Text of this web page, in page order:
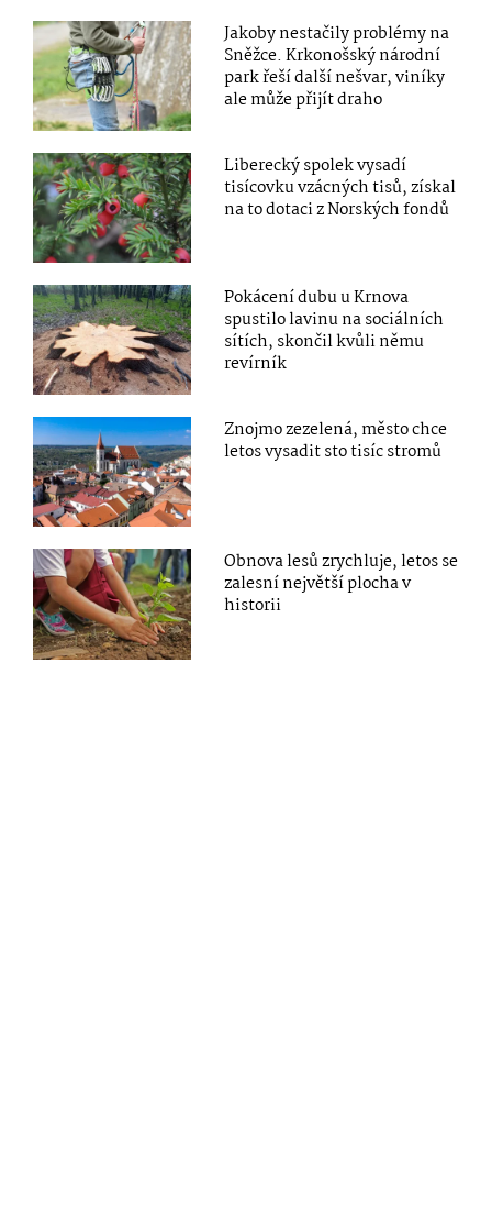
Jakoby nestačily problémy na
Sněžce. Krkonošský národní
park řeší další nešvar, viníky
ale může přijít draho
Liberecký spolek vysadí
tisícovku vzácných tisů, získal
na to dotaci z Norských fondů
Pokácení dubu u Krnova
spustilo lavinu na sociálních
sítích, skončil kvůli němu
revírník
Znojmo zezelená, město chce
letos vysadit sto tisíc stromů
Obnova lesů zrychluje, letos se
zalesní největší plocha v
historii